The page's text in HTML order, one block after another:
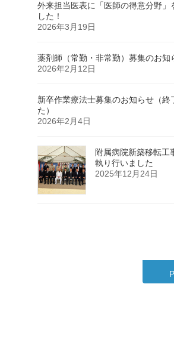
外来担当医表に「医師の得意分野」
した！
2026年3月19日
薬剤師（常勤・非常勤）募集のお知
2026年2月12日
新卒作業療法士募集のお知らせ（終
た）
2026年2月4日
附属病院新築移転工
執り行いました
2025年12月24日